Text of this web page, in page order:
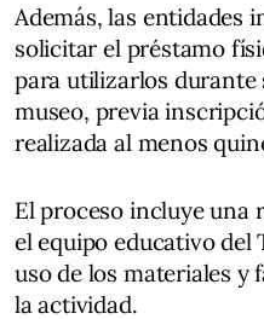
Además, las entidades
solicitar el préstamo
para utilizarlos
museo, previa
realizada al menos
El proceso incluye una
el equipo educativo del
uso de los materiales y
la actividad.